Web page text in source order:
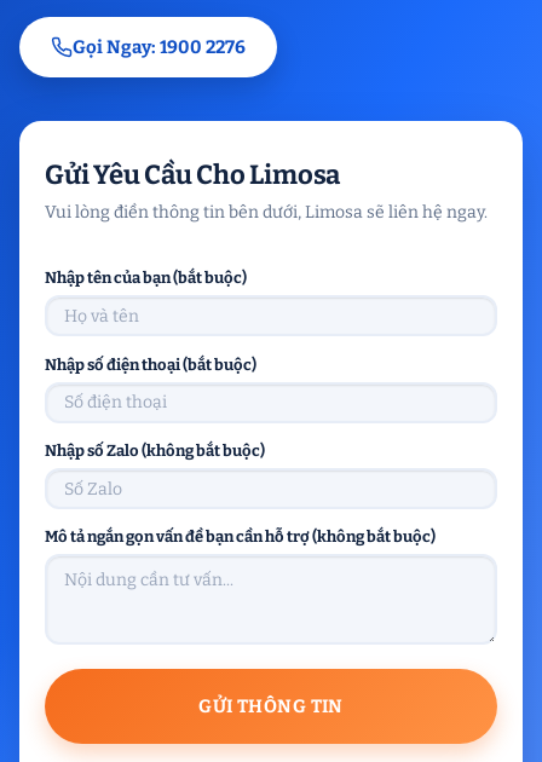
Gọi Ngay: 1900 2276
Gửi Yêu Cầu Cho Limosa
Vui lòng điền thông tin bên dưới, Limosa sẽ liên hệ ngay.
Nhập tên của bạn (bắt buộc)
Nhập số điện thoại (bắt buộc)
Nhập số Zalo (không bắt buộc)
Mô tả ngắn gọn vấn đề bạn cần hỗ trợ (không bắt buộc)